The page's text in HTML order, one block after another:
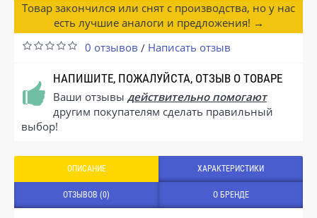
Товар закончился или снят с производства, но у нас
есть лучшие аналоги и предложения! →
0 отзывов / Написать отзыв
НАПИШИТЕ, ПОЖАЛУЙСТА, ОТЗЫВ О ТОВАРЕ
Ваши отзывы действительно помогают
другим покупателям сделать правильный
выбор!
ОПИСАНИЕ ХАРАКТЕРИСТИКИ
ОТЗЫВОВ (0) О БРЕНДЕ